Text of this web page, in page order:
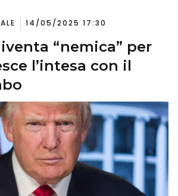
14/05/2025 17:30
“nemica” per
l’intesa con il